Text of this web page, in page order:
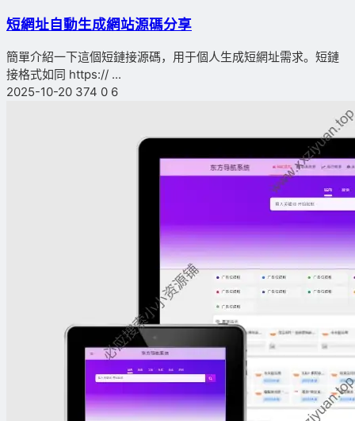
短網址自動生成網站源碼分享
簡單介紹一下這個短鏈接源碼，用于個人生成短網址需求。短鏈
接格式如同 https:// ...
2025-10-20 374 0 6